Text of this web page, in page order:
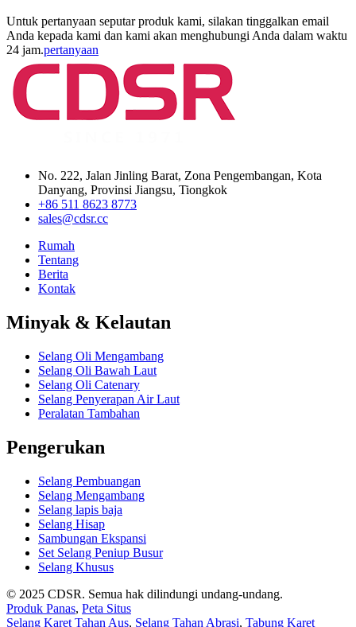
Untuk pertanyaan seputar produk kami, silakan tinggalkan email
Anda kepada kami dan kami akan menghubungi Anda dalam waktu
24 jam.pertanyaan
No. 222, Jalan Jinling Barat, Zona Pengembangan, Kota
Danyang, Provinsi Jiangsu, Tiongkok
+86 511 8623 8773
sales@cdsr.cc
Rumah
Tentang
Berita
Kontak
Minyak & Kelautan
Selang Oli Mengambang
Selang Oli Bawah Laut
Selang Oli Catenary
Selang Penyerapan Air Laut
Peralatan Tambahan
Pengerukan
Selang Pembuangan
Selang Mengambang
Selang lapis baja
Selang Hisap
Sambungan Ekspansi
Set Selang Peniup Busur
Selang Khusus
© 2025 CDSR. Semua hak dilindungi undang-undang.
Produk Panas, Peta Situs
Selang Karet Tahan Aus, Selang Tahan Abrasi, Tabung Karet